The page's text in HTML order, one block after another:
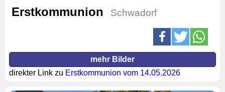
Erstkommunion Schwadorf
mehr Bilder
direkter Link zu Erstkommunion vom 14.05.2026